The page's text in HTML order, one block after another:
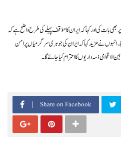
بات کی اور کہا کہ ایران کا مؤقف پہلے کی طرح واضح ہے کہ
نے مزید کہا کہ ایران کی جوہری سرگرمیاں پرامن
ذمہ داریوں کا احترام کیا جائے گا۔
Share on Facebook